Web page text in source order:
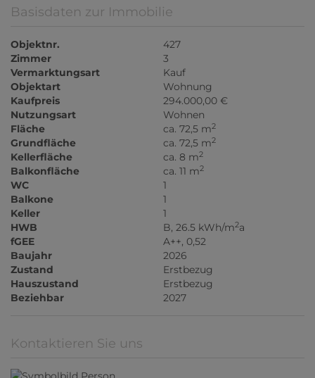
Basisdaten zur Immobilie
Objektnr.
427
Zimmer
3
Vermarktungsart
Kauf
Objektart
Wohnung
Kaufpreis
294.000,00 €
Nutzungsart
Wohnen
Fläche
ca. 72,5 m2
Grundfläche ca. 72,5 m2
Kellerfläche ca. 8 m2
Balkonfläche ca. 11 m2
WC
1
Balkone
1
Keller
1
HWB
B, 26.5 kWh/m2a
fGEE
A++, 0,52
Baujahr
2026
Zustand
Erstbezug
Hauszustand
Erstbezug
Beziehbar
2027
Kontaktieren Sie uns